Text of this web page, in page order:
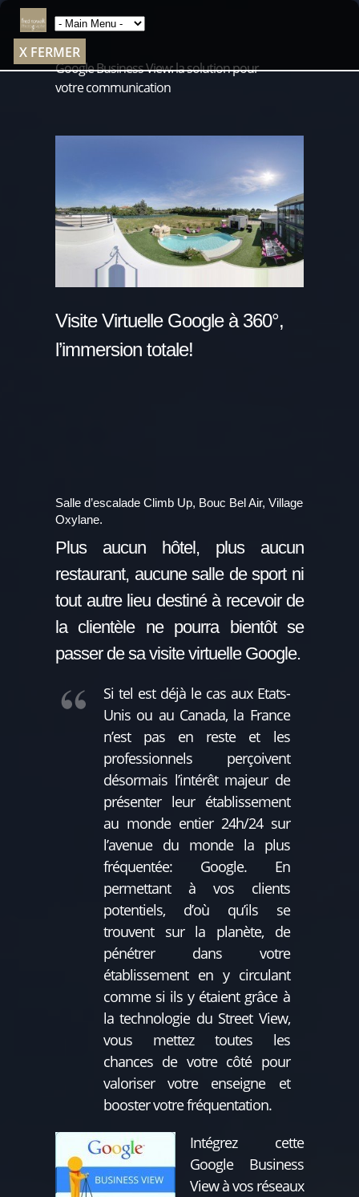
X FERMER
Google Business View: la solution pour
votre communication
Visite Virtuelle Google à 360°,
l’immersion totale!
Salle d’escalade Climb Up, Bouc Bel Air, Village
Oxylane.
Plus aucun hôtel, plus aucun
restaurant, aucune salle de sport ni
tout autre lieu destiné à recevoir de
la clientèle ne pourra bientôt se
passer de sa visite virtuelle Google.
Si tel est déjà le cas aux Etats-
Unis ou au Canada, la France
n’est pas en reste et les
professionnels perçoivent
désormais l’intérêt majeur de
présenter leur établissement
au monde entier 24h/24 sur
l’avenue du monde la plus
fréquentée: Google. En
permettant à vos clients
potentiels, d’où qu’ils se
trouvent sur la planète, de
pénétrer dans votre
établissement en y circulant
comme si ils y étaient grâce à
la technologie du Street View,
vous mettez toutes les
chances de votre côté pour
valoriser votre enseigne et
booster votre fréquentation.
Intégrez cette
Google Business
View à vos réseaux